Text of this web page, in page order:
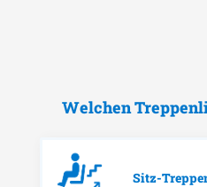
Welchen
Sitz-